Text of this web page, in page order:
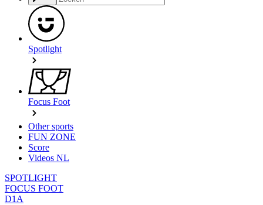
Spotlight
Focus Foot
Other sports
FUN ZONE
Score
Videos NL
SPOTLIGHT
FOCUS FOOT
D1A